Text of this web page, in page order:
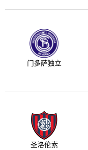
门多萨独立
圣洛伦索